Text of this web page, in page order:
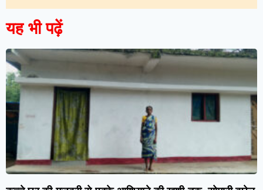
यह भी पढ़ें